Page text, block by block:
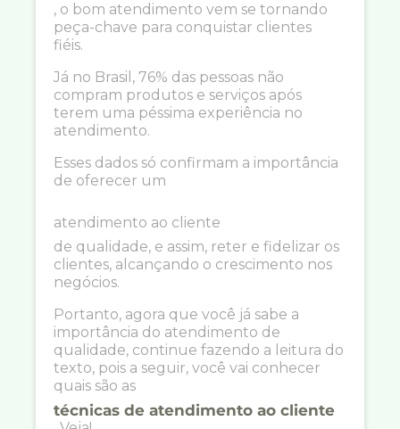
, o bom atendimento vem se tornando
peça-chave para conquistar clientes
fiéis.
Já no Brasil, 76% das pessoas não
compram produtos e serviços após
terem uma péssima experiência no
atendimento.
Esses dados só confirmam a importância
de oferecer um
atendimento ao cliente
de qualidade, e assim, reter e fidelizar os
clientes, alcançando o crescimento nos
negócios.
Portanto, agora que você já sabe a
importância do atendimento de
qualidade, continue fazendo a leitura do
texto, pois a seguir, você vai conhecer
quais são as
técnicas de atendimento ao cliente